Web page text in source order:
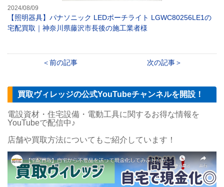
2024/08/09
【照明器具】パナソニック LEDポーチライト LGWC80256LE1の
宅配買取｜神奈川県藤沢市長後の施工業者様
前の記事 次の記事
買取ヴィレッジの公式YouTubeチャンネルを開設！
電設資材・住宅設備・電動工具に関するお得な情報を
YouTubeで配信中♪
店舗や買取方法についてもご紹介しています！